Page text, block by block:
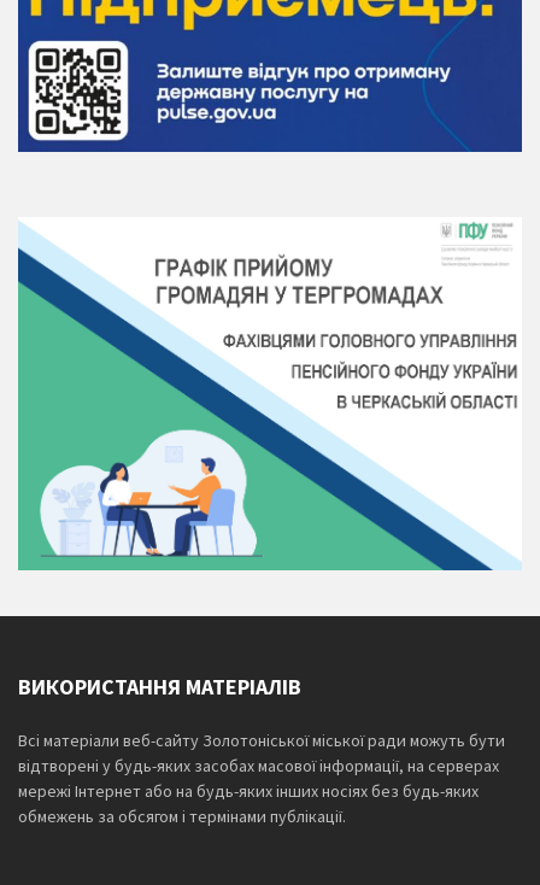
ВИКОРИСТАННЯ МАТЕРІАЛІВ
Всі матеріали веб-сайту Золотоніської міської ради можуть бути
відтворені у будь-яких засобах масової інформації, на серверах
мережі Інтернет або на будь-яких інших носіях без будь-яких
обмежень за обсягом і термінами публікації.